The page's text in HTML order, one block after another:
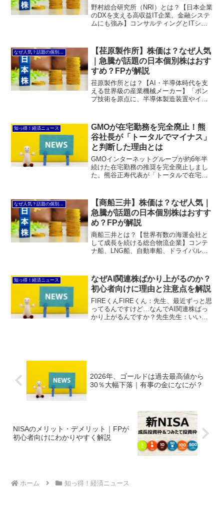
野村総合研究所（NRI）とは？【日本企業
のDXを支える高収益IT企業。金融システ
ムにも強み】コンサルティングとITシス
ービス企業。野村総合研究所（NRI）は、
企業の経...
なぜ人気？話題の個別株を解説
【荏原製作所】株価は？なぜ人気
｜急騰が話題の日本個別株はおす
すめ？FPが解説
荏原製作所とは？【AI・半導体時代を支
える世界級の産業機械メーカー】「ポン
プ技術を原点に、半導体製造装置やイン
ある産業機械メーカーです。もともとは
ポンプメーカーとして...
知っ得！経済ニュース
GMOが在宅勤務を完全廃止！熊
谷社長が「トータルでマイナス」
と判断した理由とは
GMOインターネットグループが約6年半
続けた在宅勤務の推奨を完全廃止しまし
た。熊谷正寿代表が「トータルで在宅勤
注目するポイントを分かりやすく解説し
ます。
なぜ人気？話題の個別株を解説
【商船三井】株価は？なぜ人気｜
急騰が話題の日本個別株はおすす
め？FPが解説
商船三井とは？【世界有数の海運会社と
して成長を続ける総合物流企業】コンテ
ナ船、LNG船、自動車船、ドライバルク
て高い人気を誇る一方、LNG輸送や洋上
風力など成長分野への...
知っ得！経済ニュース
なぜAI関連株ばかり上がるのか？
初心者向けに理由と注意点を解説
FIREくんFIREくん：先生、最近ずっと思
ってるんですけど…なんでAI関連株ばっ
かり上がるんですか？先生先生：いいと
2026年、ゴールドは過去最高値から
30％大幅下落｜有事の金になにが？
NISAのメリット・デメリット｜FPが
初心者向けにわかりやすく解説
ホーム 知っ得！経済ニュース